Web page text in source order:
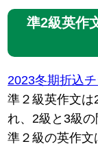
準2級英作
2023冬期折込
準２級英作文は
れ、2級と3級の
準２級の英作文